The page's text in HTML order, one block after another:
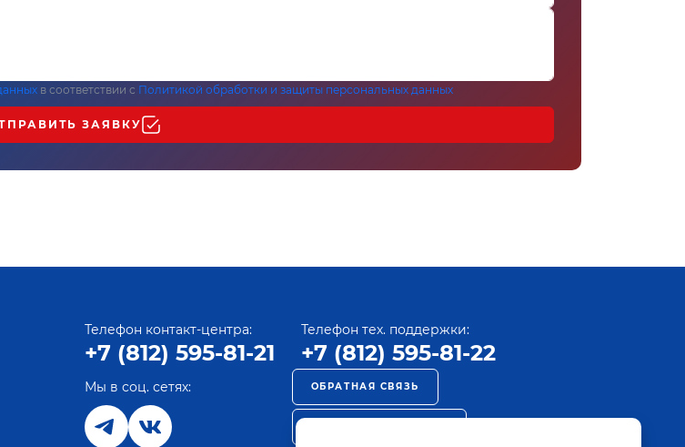
в соответствии с Политикой обработки и защиты персональных данных
ЗАЯВКУ
Телефон контакт-центра:
+7 (812) 595-81-21
Телефон тех. поддержки:
+7 (812) 595-81-22
Мы в соц. сетях: ОБРАТНАЯ СВЯЗЬ